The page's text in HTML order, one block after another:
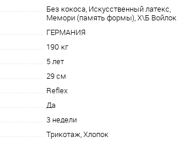
Без кокоса, Искусственный латекс,
Мемори (память формы), Х\Б Войлок
ГЕРМАНИЯ
190 кг
5 лет
29 см
Reflex
Да
3 недели
Трикотаж, Хлопок